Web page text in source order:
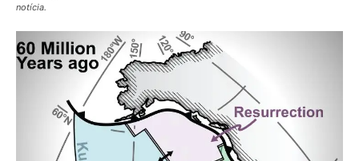
notícia.